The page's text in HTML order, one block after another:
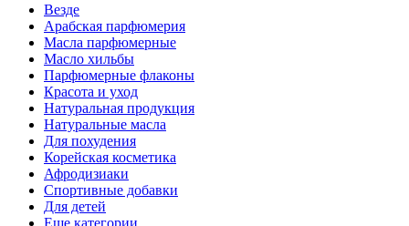
Везде
Арабская парфюмерия
Масла парфюмерные
Масло хильбы
Парфюмерные флаконы
Красота и уход
Натуральная продукция
Натуральные масла
Для похудения
Корейская косметика
Афродизиаки
Спортивные добавки
Для детей
Еще категории